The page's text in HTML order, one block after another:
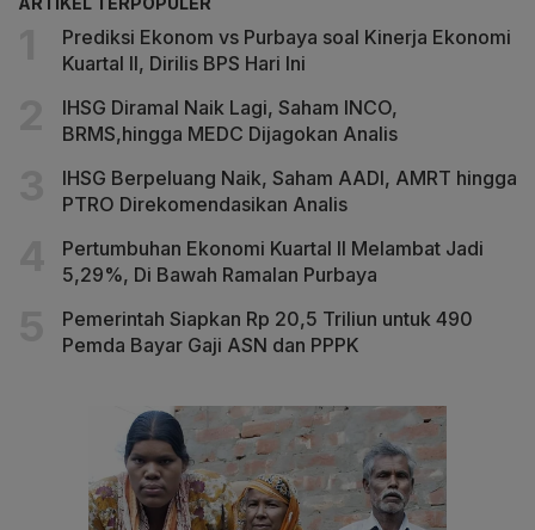
Prediksi Ekonom vs Purbaya soal Kinerja Ekonomi
Kuartal II, Dirilis BPS Hari Ini
IHSG Diramal Naik Lagi, Saham INCO,
BRMS,hingga MEDC Dijagokan Analis
IHSG Berpeluang Naik, Saham AADI, AMRT hingga
PTRO Direkomendasikan Analis
Pertumbuhan Ekonomi Kuartal II Melambat Jadi
5,29%, Di Bawah Ramalan Purbaya
Pemerintah Siapkan Rp 20,5 Triliun untuk 490
Pemda Bayar Gaji ASN dan PPPK